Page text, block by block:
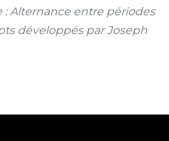
: Alternance entre périodes
développés par Joseph